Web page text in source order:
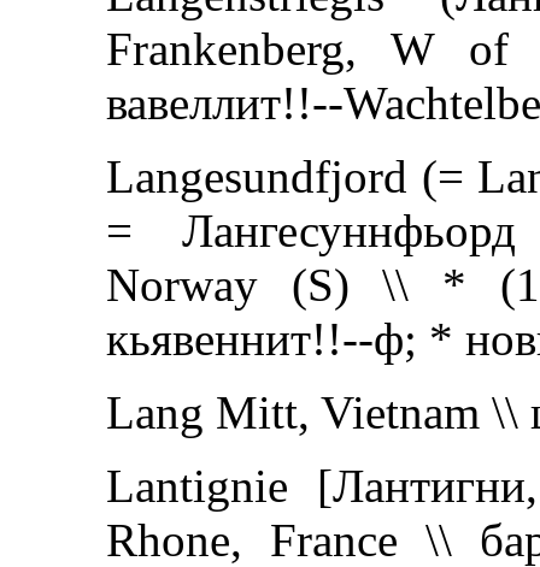
Frankenberg, W of
вавеллит!!--
Langesundfjord (=
=
Norway (S) \\ *
кьявеннит!!--ф; *
Lang Mitt, Vietnam \\
Lantignie
Rhone, France \\